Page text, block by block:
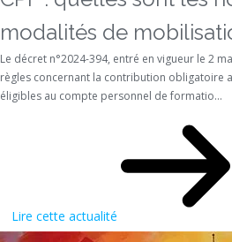
modalités de
Le décret n°2024-394, entré en vigueur le 2
règles concernant la contribution obligatoire
éligibles au compte personnel de formatio...
Lire cette actualité